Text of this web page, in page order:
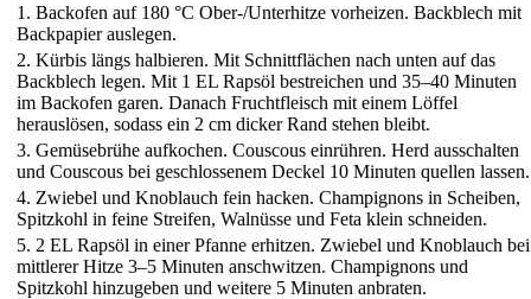
1. Backofen auf 180 °C Ober-/Unterhitze vorheizen. Backblech mit
Backpapier auslegen.
2. Kürbis längs halbieren. Mit Schnittflächen nach unten auf das
Backblech legen. Mit 1 EL Rapsöl bestreichen und 35–40 Minuten
im Backofen garen. Danach Fruchtfleisch mit einem Löffel
herauslösen, sodass ein 2 cm dicker Rand stehen bleibt.
3. Gemüsebrühe aufkochen. Couscous einrühren. Herd ausschalten
und Couscous bei geschlossenem Deckel 10 Minuten quellen lassen.
4. Zwiebel und Knoblauch fein hacken. Champignons in Scheiben,
Spitzkohl in feine Streifen, Walnüsse und Feta klein schneiden.
5. 2 EL Rapsöl in einer Pfanne erhitzen. Zwiebel und Knoblauch bei
mittlerer Hitze 3–5 Minuten anschwitzen. Champignons und
Spitzkohl hinzugeben und weitere 5 Minuten anbraten.